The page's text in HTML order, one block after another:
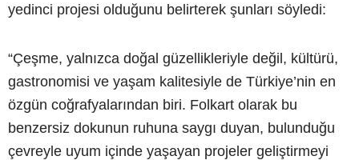
yedinci projesi olduğunu belirterek şunları söyledi:
“Çeşme, yalnızca doğal güzellikleriyle değil, kültürü,
gastronomisi ve yaşam kalitesiyle de Türkiye’nin en
özgün coğrafyalarından biri. Folkart olarak bu
benzersiz dokunun ruhuna saygı duyan, bulunduğu
çevreyle uyum içinde yaşayan projeler geliştirmeyi